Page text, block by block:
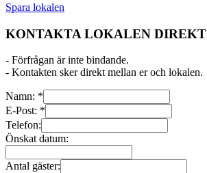
Spara lokalen
KONTAKTA LOKALEN DIREKT
- Förfrågan är inte bindande.
- Kontakten sker direkt mellan er och lokalen.
Namn: *
E-Post: *
Telefon:
Önskat datum:
Antal gäster: